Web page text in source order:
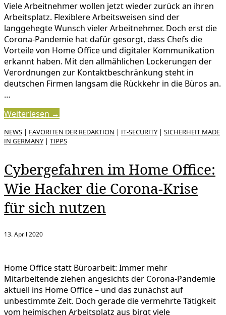
Viele Arbeitnehmer wollen jetzt wieder zurück an ihren
Arbeitsplatz. Flexiblere Arbeitsweisen sind der
langgehegte Wunsch vieler Arbeitnehmer. Doch erst die
Corona-Pandemie hat dafür gesorgt, dass Chefs die
Vorteile von Home Office und digitaler Kommunikation
erkannt haben. Mit den allmählichen Lockerungen der
Verordnungen zur Kontaktbeschränkung steht in
deutschen Firmen langsam die Rückkehr in die Büros an.
…
Weiterlesen →
NEWS | FAVORITEN DER REDAKTION | IT-SECURITY | SICHERHEIT MADE
IN GERMANY | TIPPS
Cybergefahren im Home Office:
Wie Hacker die Corona-Krise
für sich nutzen
13. April 2020
Home Office statt Büroarbeit: Immer mehr
Mitarbeitende ziehen angesichts der Corona-Pandemie
aktuell ins Home Office – und das zunächst auf
unbestimmte Zeit. Doch gerade die vermehrte Tätigkeit
vom heimischen Arbeitsplatz aus birgt viele